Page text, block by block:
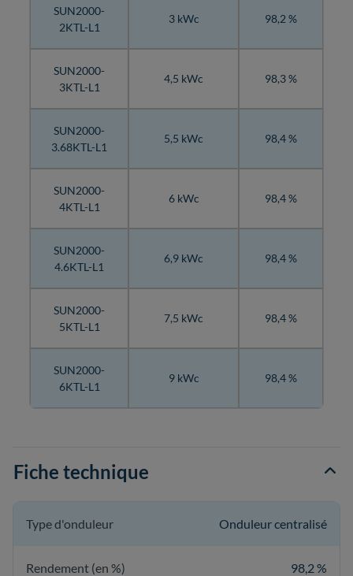
SUN2000-
2KTL-L1
3 kWc 98,2 %
SUN2000-
3KTL-L1
4,5 kWc 98,3 %
SUN2000-
3.68KTL-L1
5,5 kWc 98,4 %
SUN2000-
4KTL-L1
6 kWc 98,4 %
SUN2000-
4.6KTL-L1
6,9 kWc 98,4 %
SUN2000-
5KTL-L1
7,5 kWc 98,4 %
SUN2000-
6KTL-L1
9 kWc 98,4 %
Fiche technique
Type d'onduleur Onduleur centralisé
Rendement (en %) 98,2 %